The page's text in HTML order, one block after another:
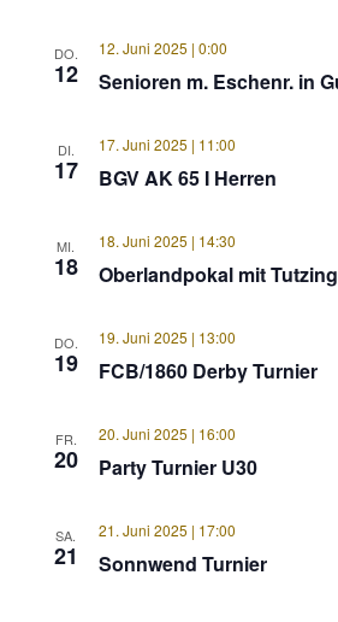
DO.
12 Senioren m. Eschenr. in
12. Juni 2025 | 0:00
DI.
17 BGV AK 65 I Herren
17. Juni 2025 | 11:00
MI.
18 Oberlandpokal mit Tutzing
18. Juni 2025 | 14:30
DO.
19 FCB/1860 Derby Turnier
19. Juni 2025 | 13:00
FR.
20 Party Turnier U30
20. Juni 2025 | 16:00
SA.
21 Sonnwend Turnier
21. Juni 2025 | 17:00